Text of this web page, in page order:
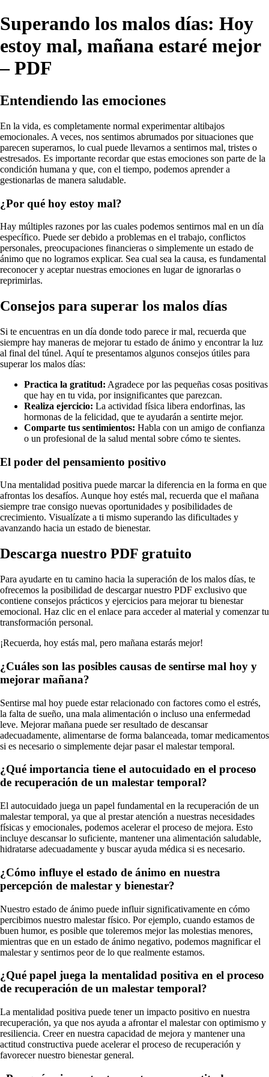
Superando los malos días: Hoy
estoy mal, mañana estaré mejor
– PDF
Entendiendo las emociones
En la vida, es completamente normal experimentar altibajos
emocionales. A veces, nos sentimos abrumados por situaciones que
parecen superarnos, lo cual puede llevarnos a sentirnos mal, tristes o
estresados. Es importante recordar que estas emociones son parte de la
condición humana y que, con el tiempo, podemos aprender a
gestionarlas de manera saludable.
¿Por qué hoy estoy mal?
Hay múltiples razones por las cuales podemos sentirnos mal en un día
específico. Puede ser debido a problemas en el trabajo, conflictos
personales, preocupaciones financieras o simplemente un estado de
ánimo que no logramos explicar. Sea cual sea la causa, es fundamental
reconocer y aceptar nuestras emociones en lugar de ignorarlas o
reprimirlas.
Consejos para superar los malos días
Si te encuentras en un día donde todo parece ir mal, recuerda que
siempre hay maneras de mejorar tu estado de ánimo y encontrar la luz
al final del túnel. Aquí te presentamos algunos consejos útiles para
superar los malos días:
Practica la gratitud: Agradece por las pequeñas cosas positivas
que hay en tu vida, por insignificantes que parezcan.
Realiza ejercicio: La actividad física libera endorfinas, las
hormonas de la felicidad, que te ayudarán a sentirte mejor.
Comparte tus sentimientos: Habla con un amigo de confianza
o un profesional de la salud mental sobre cómo te sientes.
El poder del pensamiento positivo
Una mentalidad positiva puede marcar la diferencia en la forma en que
afrontas los desafíos. Aunque hoy estés mal, recuerda que el mañana
siempre trae consigo nuevas oportunidades y posibilidades de
crecimiento. Visualízate a ti mismo superando las dificultades y
avanzando hacia un estado de bienestar.
Descarga nuestro PDF gratuito
Para ayudarte en tu camino hacia la superación de los malos días, te
ofrecemos la posibilidad de descargar nuestro PDF exclusivo que
contiene consejos prácticos y ejercicios para mejorar tu bienestar
emocional. Haz clic en el enlace para acceder al material y comenzar tu
transformación personal.
¡Recuerda, hoy estás mal, pero mañana estarás mejor!
¿Cuáles son las posibles causas de sentirse mal hoy y
mejorar mañana?
Sentirse mal hoy puede estar relacionado con factores como el estrés,
la falta de sueño, una mala alimentación o incluso una enfermedad
leve. Mejorar mañana puede ser resultado de descansar
adecuadamente, alimentarse de forma balanceada, tomar medicamentos
si es necesario o simplemente dejar pasar el malestar temporal.
¿Qué importancia tiene el autocuidado en el proceso
de recuperación de un malestar temporal?
El autocuidado juega un papel fundamental en la recuperación de un
malestar temporal, ya que al prestar atención a nuestras necesidades
físicas y emocionales, podemos acelerar el proceso de mejora. Esto
incluye descansar lo suficiente, mantener una alimentación saludable,
hidratarse adecuadamente y buscar ayuda médica si es necesario.
¿Cómo influye el estado de ánimo en nuestra
percepción de malestar y bienestar?
Nuestro estado de ánimo puede influir significativamente en cómo
percibimos nuestro malestar físico. Por ejemplo, cuando estamos de
buen humor, es posible que toleremos mejor las molestias menores,
mientras que en un estado de ánimo negativo, podemos magnificar el
malestar y sentirnos peor de lo que realmente estamos.
¿Qué papel juega la mentalidad positiva en el proceso
de recuperación de un malestar temporal?
La mentalidad positiva puede tener un impacto positivo en nuestra
recuperación, ya que nos ayuda a afrontar el malestar con optimismo y
resiliencia. Creer en nuestra capacidad de mejora y mantener una
actitud constructiva puede acelerar el proceso de recuperación y
favorecer nuestro bienestar general.